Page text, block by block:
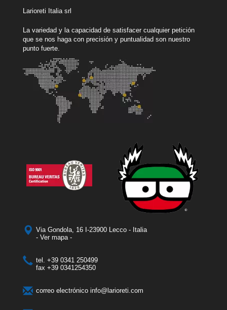
Larioreti Italia srl
La variedad y la capacidad de satisfacer cualquier petición
que se nos haga con precisión y puntualidad son nuestro
punto fuerte.
Via Gondola, 16 I-23900 Lecco - Italia
- Ver mapa -
tel. +39 0341 250499
fax +39 0341254350
correo electrónico info@larioreti.com